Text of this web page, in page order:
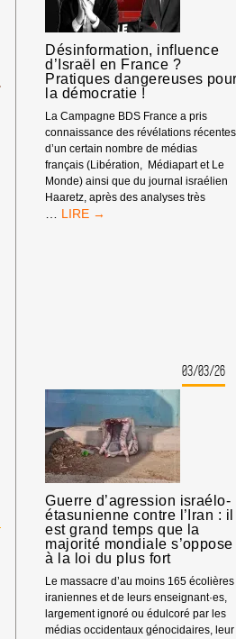
Désinformation, influence
d’Israël en France ?
Pratiques dangereuses pour
la démocratie !
La Campagne BDS France a pris
connaissance des révélations récentes
d’un certain nombre de médias
français (Libération, Médiapart et Le
Monde) ainsi que du journal israélien
Haaretz, après des analyses très
DÉSINFORMATION,
!
03/03/26
Guerre d’agression israélo-
étasunienne contre l’Iran : il
est grand temps que la
majorité mondiale s’oppose
à la loi du plus fort
Le massacre d’au moins 165 écolières
iraniennes et de leurs enseignant·es,
largement ignoré ou édulcoré par les
médias occidentaux génocidaires, leur